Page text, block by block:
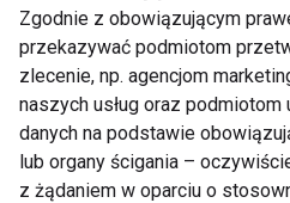
dzieci
Treningowe mity -
sprawdź czy w nie
wierzysz
Zgodnie z obowiązującym
przekazywać podmiotom
zlecenie, np. agencjom
naszych usług oraz
danych na podstawie
lub organy ścigania –
z żądaniem w oparciu o